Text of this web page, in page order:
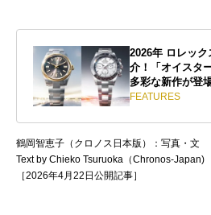
2026年 ロレッ
介！「オイスタ
多彩な新作が登
FEATURES
鶴岡智恵子（クロノス日本版）：写真・文
Text by Chieko Tsuruoka（Chronos-Japan)
［2026年4月22日公開記事］